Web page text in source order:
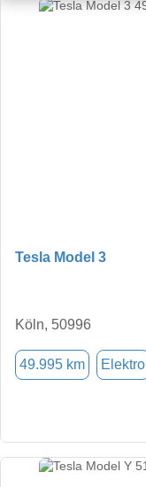
Tesla Model 3
Köln, 50996
49.995 km Elektro